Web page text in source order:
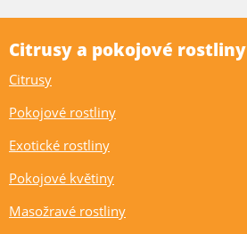
Citrusy a pokojové rostliny
Citrusy
Pokojové rostliny
Exotické rostliny
Pokojové květiny
Masožravé rostliny